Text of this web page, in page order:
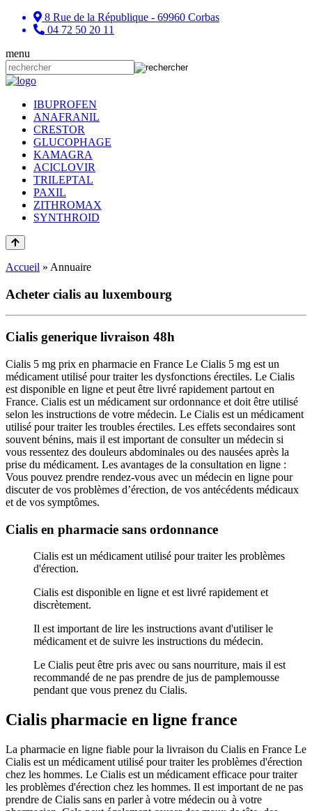
8 Rue de la République - 69960 Corbas
04 72 50 20 11
menu
IBUPROFEN
ANAFRANIL
CRESTOR
GLUCOPHAGE
KAMAGRA
ACICLOVIR
TRILEPTAL
PAXIL
ZITHROMAX
SYNTHROID
Accueil » Annuaire
Acheter cialis au luxembourg
Cialis generique livraison 48h
Cialis 5 mg prix en pharmacie en France Le Cialis 5 mg est un
médicament utilisé pour traiter les dysfonctions érectiles. Le Cialis
est disponible en ligne et peut être livré rapidement partout en
France. Cialis est un médicament sur ordonnance et doit être utilisé
selon les instructions de votre médecin. Le Cialis est un médicament
utilisé pour traiter les troubles érectiles. Les effets secondaires sont
souvent bénins, mais il est important de consulter un médecin si
vous ressentez des douleurs abdominales ou des nausées après la
prise du médicament. Les avantages de la consultation en ligne :
Vous pouvez prendre rendez-vous avec un médecin en ligne pour
discuter de vos problèmes d’érection, de vos antécédents médicaux
et de vos symptômes.
Cialis en pharmacie sans ordonnance
Cialis est un médicament utilisé pour traiter les problèmes
d'érection.
Cialis est disponible en ligne et est livré rapidement et
discrètement.
Il est important de lire les instructions avant d'utiliser le
médicament et de suivre les instructions du médecin.
Le Cialis peut être pris avec ou sans nourriture, mais il est
recommandé de ne pas prendre de jus de pamplemousse
pendant que vous prenez du Cialis.
Cialis pharmacie en ligne france
La pharmacie en ligne fiable pour la livraison du Cialis en France Le
Cialis est un médicament utilisé pour traiter les problèmes d'érection
chez les hommes. Le Cialis est un médicament efficace pour traiter
les problèmes d'érection chez les hommes. Il est important de ne pas
prendre de Cialis sans en parler à votre médecin ou à votre